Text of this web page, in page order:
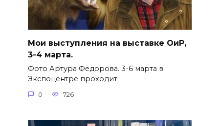
Мои выступления на выставке ОиР,
3-4 марта.
Фото Артура Фёдорова. 3-6 марта в
Экспоцентре проходит
0 726